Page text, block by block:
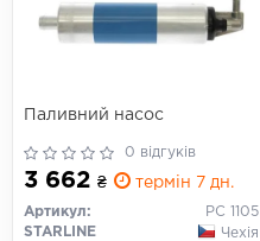
Паливний насос
0 відгуків
3 662 ₴ термін 7 дн.
Артикул:
PC 1105
STARLINE
Чехія